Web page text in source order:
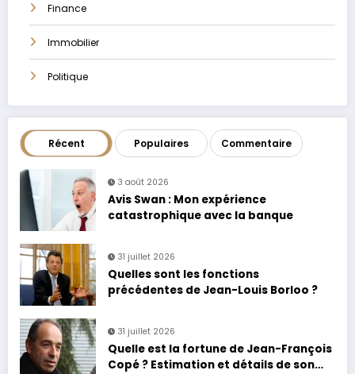
Finance
Immobilier
Politique
Récent Populaires Commentaire
3 août 2026
Avis Swan : Mon expérience
catastrophique avec la banque
31 juillet 2026
Quelles sont les fonctions
précédentes de Jean-Louis Borloo ?
31 juillet 2026
Quelle est la fortune de Jean-François
Copé ? Estimation et détails de son